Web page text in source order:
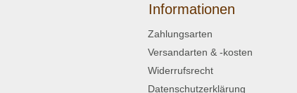
Informationen
Zahlungsarten
Versandarten & -kosten
Widerrufsrecht
Datenschutzerklärung